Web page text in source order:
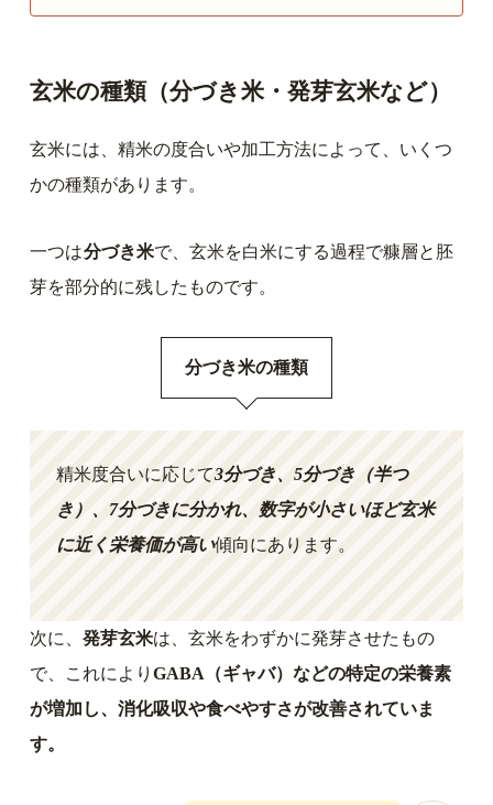
玄米の種類（分づき米・発芽玄米など）
玄米には、精米の度合いや加工方法によって、いくつ
かの種類があります。
一つは分づき米で、玄米を白米にする過程で糠層と胚
芽を部分的に残したものです。
分づき米の種類
精米度合いに応じて3分づき、5分づき（半つ
き）、7分づきに分かれ、数字が小さいほど玄米
に近く栄養価が高い傾向にあります。
次に、発芽玄米は、玄米をわずかに発芽させたもの
で、これによりGABA（ギャバ）などの特定の栄養素
が増加し、消化吸収や食べやすさが改善されていま
す。